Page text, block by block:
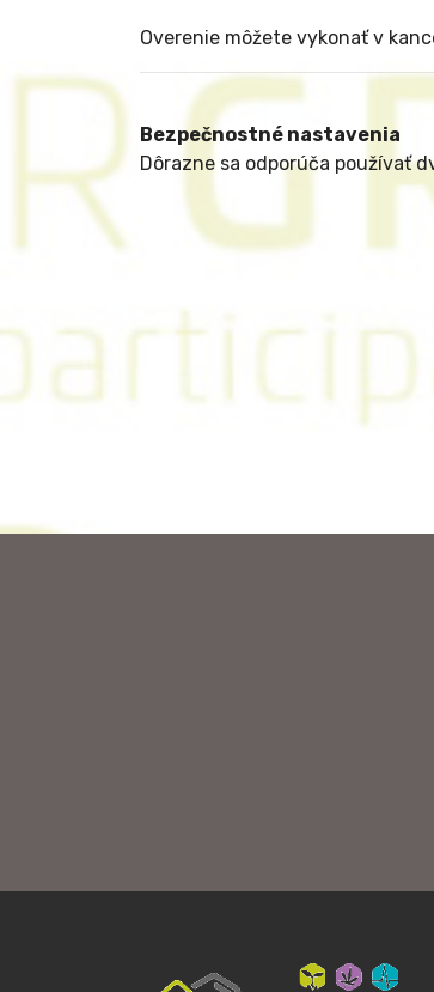
Overenie môžete vykonať v
Bezpečnostné nastavenia
Dôrazne sa odporúča používať